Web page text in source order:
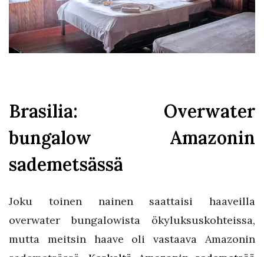
Brasilia: Overwater
bungalow Amazonin
sademetsässä
Joku toinen nainen saattaisi haaveilla
overwater bungalowista ökyluksuskohteissa,
mutta meitsin haave oli vastaava Amazonin